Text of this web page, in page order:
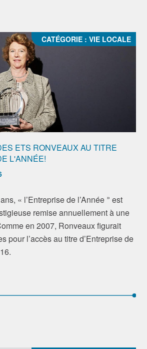
ETS RONVEAUX AU TITRE
L'ANNÉE!
« l’Entreprise de l’Année » est
remise annuellement à une
en 2007, Ronveaux figurait
pour l’accès au titre d’Entreprise de
CATÉGORIE : VIE LOCALE